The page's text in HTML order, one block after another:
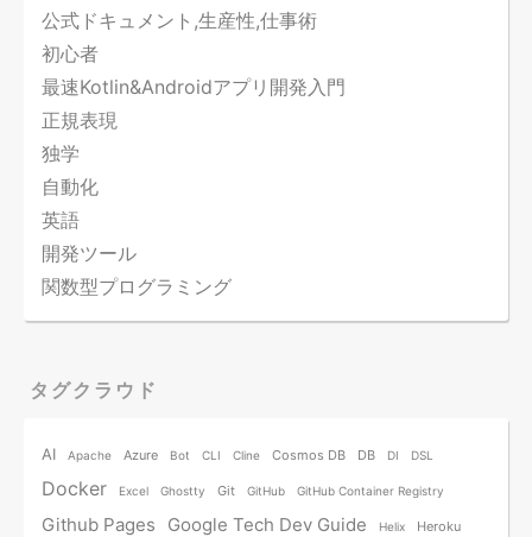
公式ドキュメント,生産性,仕事術
初心者
最速Kotlin&Androidアプリ開発入門
正規表現
独学
自動化
英語
開発ツール
関数型プログラミング
タグクラウド
AI Apache Azure Bot CLI Cline Cosmos DB DB DI DSL
Docker Excel Ghostty Git GitHub GitHub Container Registry
Github Pages Google Tech Dev Guide Helix Heroku